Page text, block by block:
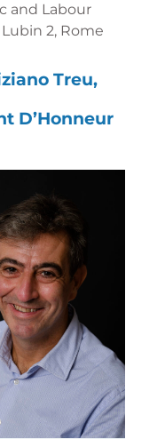
and Labour
2, Rome
Treu,
D’Honneur